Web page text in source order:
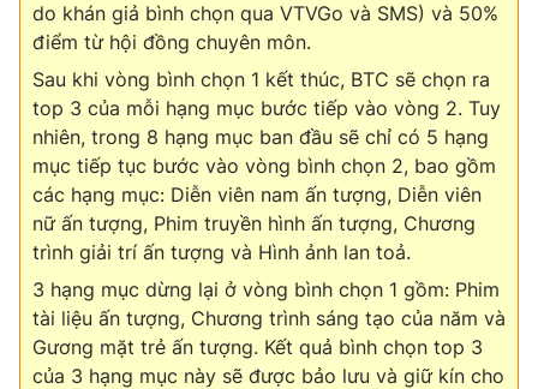
do khán giả bình chọn qua VTVGo và SMS) và 50%
điểm từ hội đồng chuyên môn.
Sau khi vòng bình chọn 1 kết thúc, BTC sẽ chọn ra
top 3 của mỗi hạng mục bước tiếp vào vòng 2. Tuy
nhiên, trong 8 hạng mục ban đầu sẽ chỉ có 5 hạng
mục tiếp tục bước vào vòng bình chọn 2, bao gồm
các hạng mục: Diễn viên nam ấn tượng, Diễn viên
nữ ấn tượng, Phim truyền hình ấn tượng, Chương
trình giải trí ấn tượng và Hình ảnh lan toả.
3 hạng mục dừng lại ở vòng bình chọn 1 gồm: Phim
tài liệu ấn tượng, Chương trình sáng tạo của năm và
Gương mặt trẻ ấn tượng. Kết quả bình chọn top 3
của 3 hạng mục này sẽ được bảo lưu và giữ kín cho